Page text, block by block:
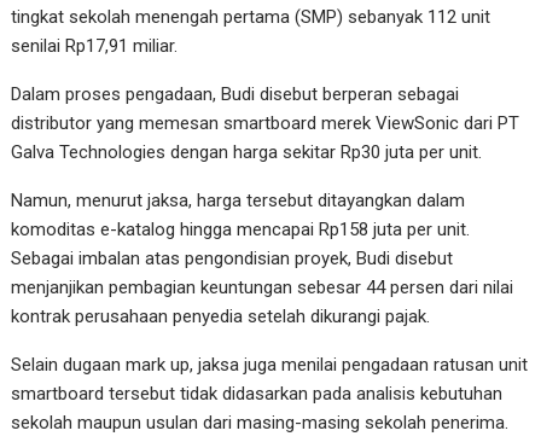
tingkat sekolah menengah pertama (SMP) sebanyak 112 unit
senilai Rp17,91 miliar.
Dalam proses pengadaan, Budi disebut berperan sebagai
distributor yang memesan smartboard merek ViewSonic dari PT
Galva Technologies dengan harga sekitar Rp30 juta per unit.
Namun, menurut jaksa, harga tersebut ditayangkan dalam
komoditas e-katalog hingga mencapai Rp158 juta per unit.
Sebagai imbalan atas pengondisian proyek, Budi disebut
menjanjikan pembagian keuntungan sebesar 44 persen dari nilai
kontrak perusahaan penyedia setelah dikurangi pajak.
Selain dugaan mark up, jaksa juga menilai pengadaan ratusan unit
smartboard tersebut tidak didasarkan pada analisis kebutuhan
sekolah maupun usulan dari masing-masing sekolah penerima.